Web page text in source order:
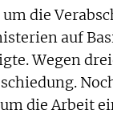
die
auf
Wegen
die Arbeit